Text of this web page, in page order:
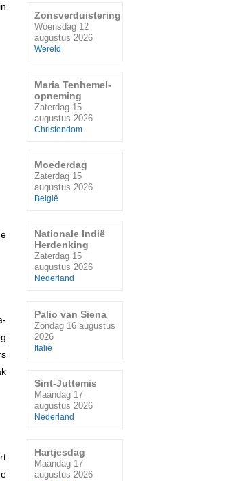
Zonsverduistering
Woensdag 12
augustus 2026
Wereld
Maria Tenhemel-
opneming
Zaterdag 15
augustus 2026
Christendom
Moederdag
Zaterdag 15
augustus 2026
België
Nationale Indië
Herdenking
Zaterdag 15
augustus 2026
Nederland
Palio van Siena
Zondag 16 augustus
2026
Italië
Sint-Juttemis
Maandag 17
augustus 2026
Nederland
Hartjesdag
Maandag 17
augustus 2026